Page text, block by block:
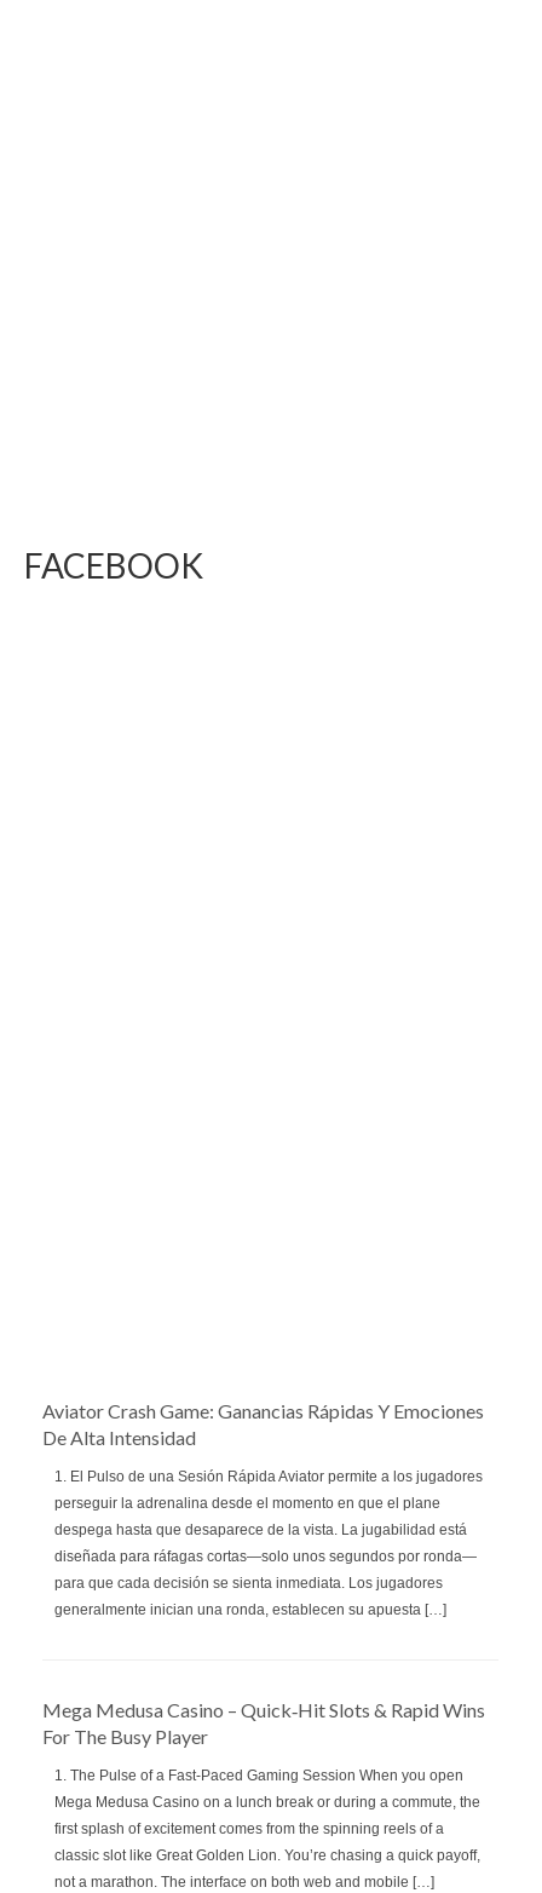
FACEBOOK
Aviator Crash Game: Ganancias Rápidas Y Emociones
De Alta Intensidad
1. El Pulso de una Sesión Rápida Aviator permite a los jugadores
perseguir la adrenalina desde el momento en que el plane
despega hasta que desaparece de la vista. La jugabilidad está
diseñada para ráfagas cortas—solo unos segundos por ronda—
para que cada decisión se sienta inmediata. Los jugadores
generalmente inician una ronda, establecen su apuesta […]
Mega Medusa Casino – Quick‑Hit Slots & Rapid Wins
For The Busy Player
1. The Pulse of a Fast‑Paced Gaming Session When you open
Mega Medusa Casino on a lunch break or during a commute, the
first splash of excitement comes from the spinning reels of a
classic slot like Great Golden Lion. You’re chasing a quick payoff,
not a marathon. The interface on both web and mobile […]